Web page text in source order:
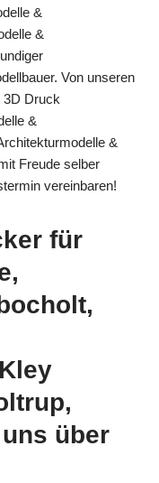
&
&
Von unseren
3D Druck
&
&
Freude selber
vereinbaren!
für
über